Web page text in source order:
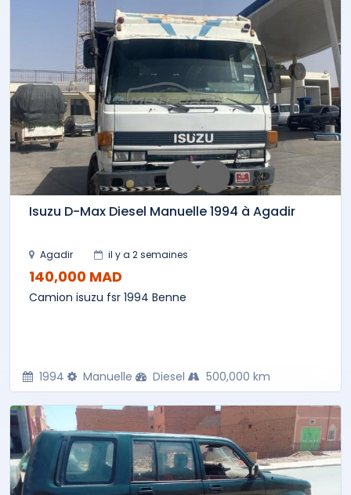
Isuzu D-Max Diesel Manuelle 1994 à Agadir
Agadir il y a 2 semaines
140,000 MAD
Camion isuzu fsr 1994 Benne
1994 Manuelle Diesel 500,000 km